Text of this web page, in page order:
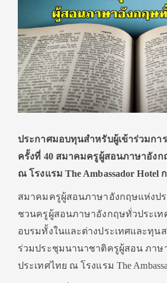
ประกาศมอบทุนสําหรับผู้เข้าร่วมกา
ครั้งที่ 40 สมาคมครูผู้สอนภาษาอังก
ณ โรงแรม The Ambassador Hotel
สมาคมครูผู้สอนภาษาอังกฤษแห่งป
ชวนครูผู้สอนภาษาอังกฤษทั่วประเ
อบรมทั้งในและต่างประเทศและทุน
ร่วมประชุมนานาชาติครูผู้สอน ภาษ
ประเทศไทย ณ โรงแรม The